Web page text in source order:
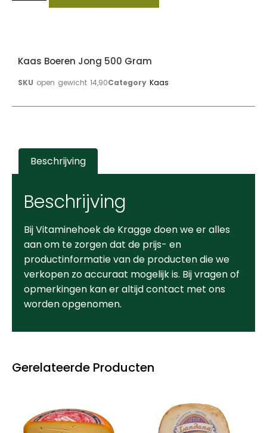
Gerelateerde Producten
Kaas Boeren Jong 500 Gram
SKU open gewicht 14,90Category Kaas
Beschrijving
Beschrijving
Bij Vitaminehoek de Kragge doen we er alles
aan om te zorgen dat de prijs- en
productinformatie van de producten die we
verkopen zo accuraat mogelijk is. Bij vragen of
opmerkingen kan er altijd contact met ons
worden opgenomen.